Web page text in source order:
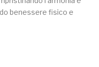
benessere fisico e